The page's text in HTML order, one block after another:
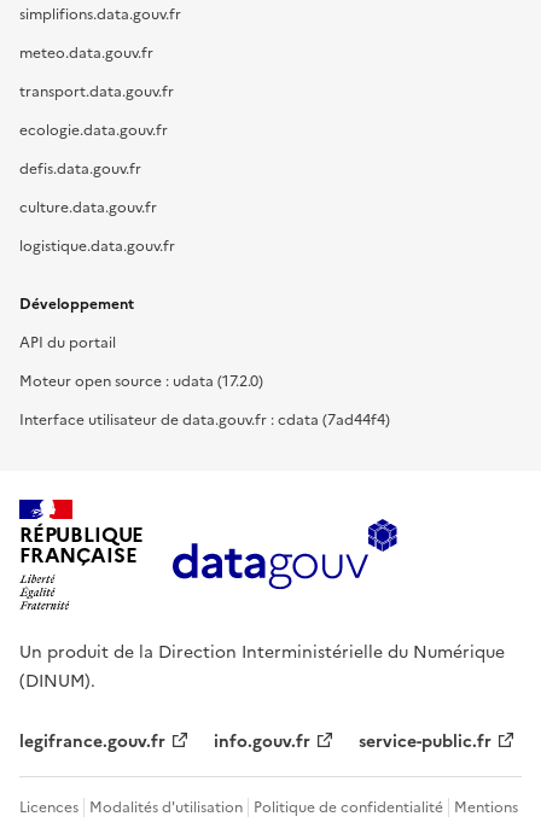
simplifions.data.gouv.fr
meteo.data.gouv.fr
transport.data.gouv.fr
ecologie.data.gouv.fr
defis.data.gouv.fr
culture.data.gouv.fr
logistique.data.gouv.fr
Développement
API du portail
Moteur open source : udata (17.2.0)
Interface utilisateur de data.gouv.fr : cdata (7ad44f4)
RÉPUBLIQUE
FRANÇAISE
Un produit de la Direction Interministérielle du Numérique
(DINUM).
legifrance.gouv.fr info.gouv.fr service-public.fr
Licences Modalités d'utilisation Politique de confidentialité Mentions